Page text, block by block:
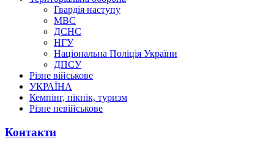
Гвардія наступу
МВС
ДСНС
НГУ
Національна Поліція України
ДПСУ
Різне військове
УКРАЇНА
Кемпінг, пікнік, туризм
Різне невійськове
Контакти